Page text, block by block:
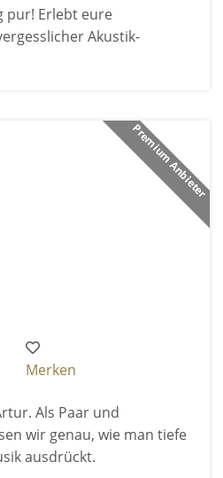
pur! Erlebt eure
Akustik-
Premium Anbieter
Merken
Als Paar und
wir genau, wie man tiefe
ausdrückt.